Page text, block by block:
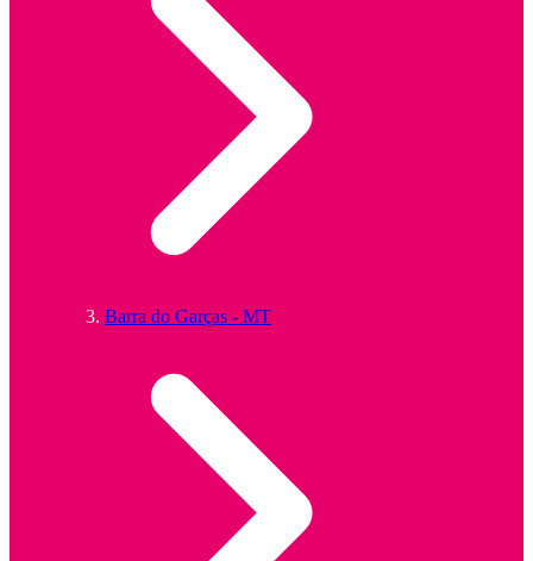
Barra do Garças - MT